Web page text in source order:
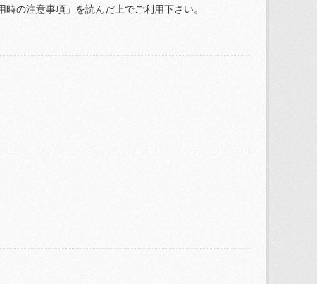
の注意事項」を読んだ上でご利用下さい。